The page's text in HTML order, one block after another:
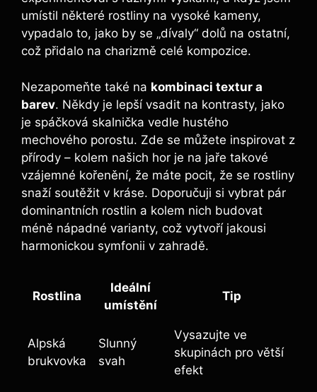
umístil některé rostliny na vysoké kameny,
vypadalo to, jako by se „dívaly“ dolů na ostatní,
což přidalo na charizmě celé kompozice.
Nezapomeňte také na kombinaci textur a
barev. Někdy je lepší vsadit na kontrasty, jako
je spáčková skalnička vedle hustého
mechového porostu. Zde se můžete inspirovat z
přírody – kolem našich hor je na jaře takové
vzájemné kořenění, že máte pocit, že se rostliny
snaží soutěžit v kráse. Doporučuji si vybrat pár
dominantních rostlin a kolem nich budovat
méně nápadné varianty, což vytvoří jakousi
harmonickou symfonii v zahradě.
Rostlina
Ideální
umístění
Tip
Alpská
brukvovka
Slunný
svah
Vysazujte ve
skupinách pro větší
efekt